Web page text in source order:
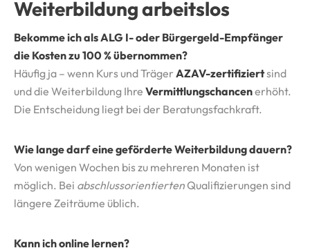
Weiterbildung arbeitslos
Bekomme ich als ALG I- oder Bürgergeld-Empfänger
die Kosten zu 100 % übernommen?
Häufig ja – wenn Kurs und Träger AZAV-zertifiziertsind
und die Weiterbildung Ihre Vermittlungschancenerhöht.
Die Entscheidung liegt bei der Beratungsfachkraft.
Wie lange darf eine geförderte Weiterbildung dauern?
Von wenigen Wochen bis zu mehreren Monaten ist
möglich. Bei abschlussorientiertenQualifizierungen sind
längere Zeiträume üblich.
Kann ich online lernen?